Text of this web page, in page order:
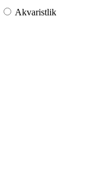
Akvaristlik